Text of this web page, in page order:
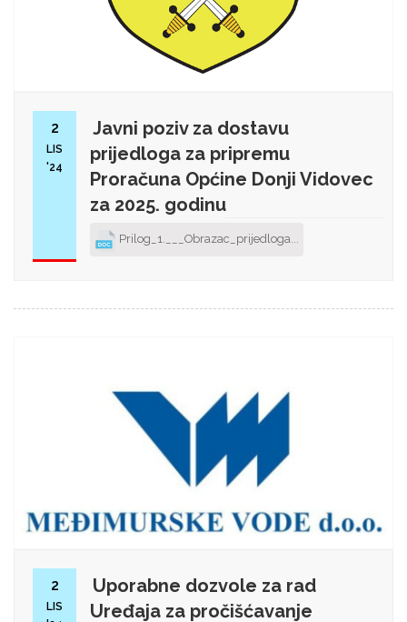
2
LIS
'24
Javni poziv za dostavu
prijedloga za pripremu
Proračuna Općine Donji Vidovec
za 2025. godinu
Prilog_1.___Obrazac_prijedloga...
2
LIS
Uporabne dozvole za rad
Uređaja za pročišćavanje